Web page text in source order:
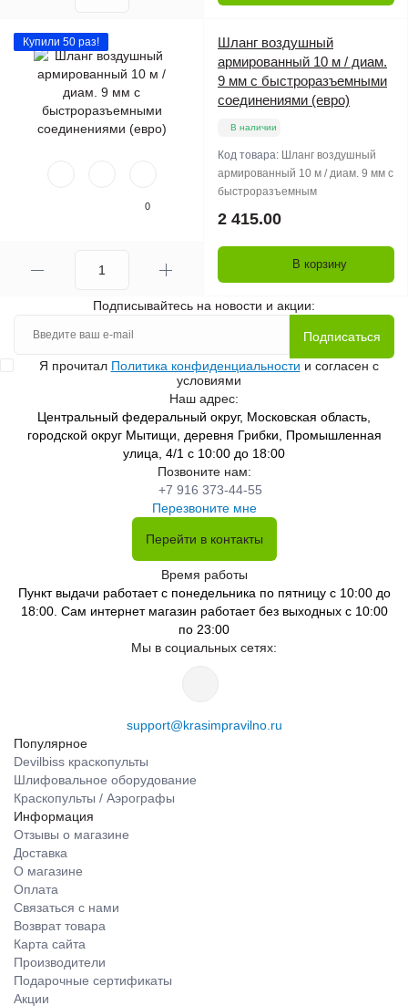
Купили 50 раз!
0
Шланг воздушный
армированный 10 м / диам.
9 мм с быстроразъемными
соединениями (евро)
В наличии
Код товара: Шланг воздушный
армированный 10 м / диам. 9 мм с
быстроразъемным
2 415.00
В корзину
Подписывайтесь на новости и акции:
Подписаться
Я прочитал Политика конфиденциальности и согласен с
условиями
Наш адрес:
Центральный федеральный округ, Московская область,
городской округ Мытищи, деревня Грибки, Промышленная
улица, 4/1 с 10:00 до 18:00
Позвоните нам:
+7 916 373-44-55
Перезвоните мне
Перейти в контакты
Время работы
Пункт выдачи работает с понедельника по пятницу с 10:00 до
18:00. Сам интернет магазин работает без выходных с 10:00
по 23:00
Мы в социальных сетях:
support@krasimpravilno.ru
Популярное
Devilbiss краскопульты
Шлифовальное оборудование
Краскопульты / Аэрографы
Информация
Отзывы о магазине
Доставка
О магазине
Оплата
Связаться с нами
Возврат товара
Карта сайта
Производители
Подарочные сертификаты
Акции